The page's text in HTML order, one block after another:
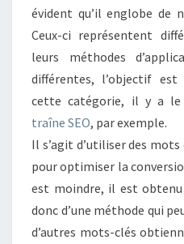
évident qu’il englobe de
Ceux-ci représentent
leurs méthodes
différentes, l’objectif
cette catégorie, il y a le
traîne SEO, par exemple.
Il s’agit d’utiliser des
pour optimiser la
est moindre, il est
donc d’une méthode qui
d’autres mots-clés